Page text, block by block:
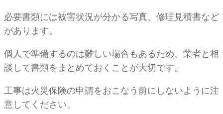
必要書類には被害状況が分かる写真、修理見積書など
があります。
個人で準備するのは難しい場合もあるため、業者と相
談して書類をまとめておくことが大切です。
工事は火災保険の申請をおこなう前にしないように注
意してください。